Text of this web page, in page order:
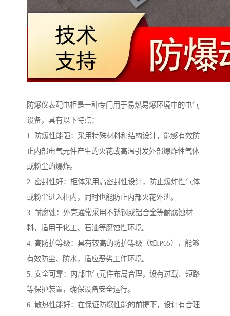
防爆仪表配电柜是一种专门用于易燃易爆环境中的电气
设备，具有以下特点：
1. 防爆性能强：采用特殊材料和结构设计，能够有效防
止内部电气元件产生的火花或高温引发外部爆炸性气体
或粉尘的爆炸。
2. 密封性好：柜体采用高密封性设计，防止爆炸性气体
或粉尘进入柜内，同时也能防止内部火花外泄。
3. 耐腐蚀：外壳通常采用不锈钢或铝合金等耐腐蚀材
料，适用于化工、石油等腐蚀性环境。
4. 高防护等级：具有较高的防护等级（如IP65），能够
有效防尘、防水，适应恶劣工作环境。
5. 安全可靠：内部电气元件布局合理，设有过载、短路
等保护装置，确保设备安全运行。
6. 散热性能好：在保证防爆性能的前提下，设计有合理